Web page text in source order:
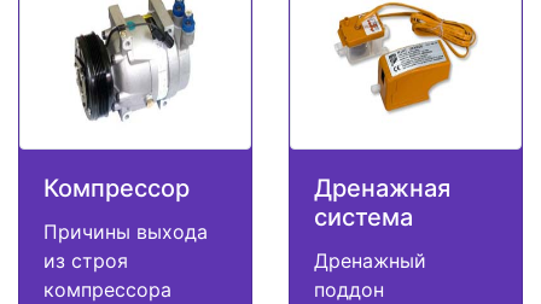
Компрессор
Причины выхода
из строя
компрессора
Дренажная
система
Дренажный
поддон